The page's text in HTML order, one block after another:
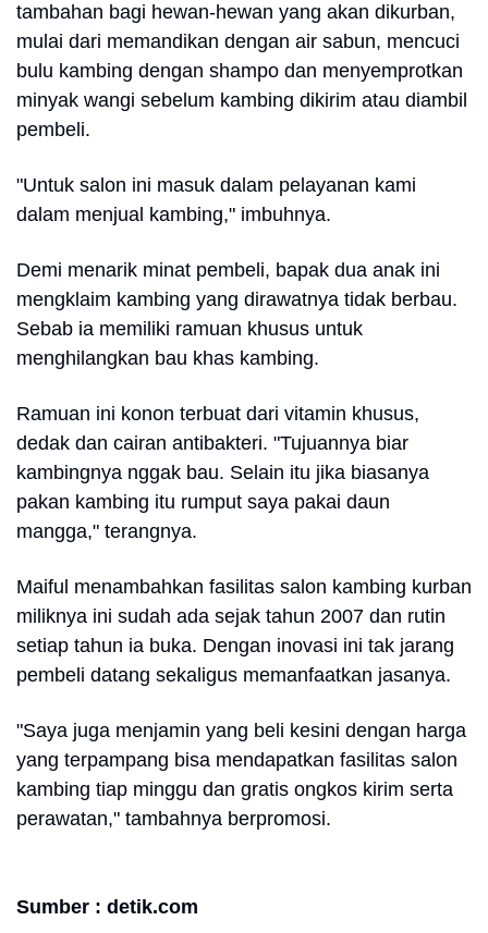
tambahan bagi hewan-hewan yang akan dikurban,
mulai dari memandikan dengan air sabun, mencuci
bulu kambing dengan shampo dan menyemprotkan
minyak wangi sebelum kambing dikirim atau diambil
pembeli.
"Untuk salon ini masuk dalam pelayanan kami
dalam menjual kambing," imbuhnya.
Demi menarik minat pembeli, bapak dua anak ini
mengklaim kambing yang dirawatnya tidak berbau.
Sebab ia memiliki ramuan khusus untuk
menghilangkan bau khas kambing.
Ramuan ini konon terbuat dari vitamin khusus,
dedak dan cairan antibakteri. "Tujuannya biar
kambingnya nggak bau. Selain itu jika biasanya
pakan kambing itu rumput saya pakai daun
mangga," terangnya.
Maiful menambahkan fasilitas salon kambing kurban
miliknya ini sudah ada sejak tahun 2007 dan rutin
setiap tahun ia buka. Dengan inovasi ini tak jarang
pembeli datang sekaligus memanfaatkan jasanya.
"Saya juga menjamin yang beli kesini dengan harga
yang terpampang bisa mendapatkan fasilitas salon
kambing tiap minggu dan gratis ongkos kirim serta
perawatan," tambahnya berpromosi.
Sumber : detik.com